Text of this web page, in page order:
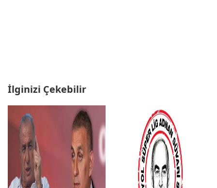
İlginizi Çekebilir